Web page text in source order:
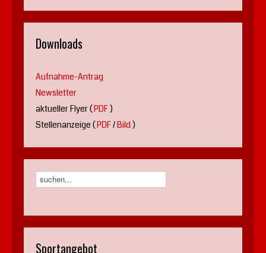
Downloads
Aufnahme-Antrag
Newsletter
aktueller Flyer (PDF)
Stellenanzeige (PDF/Bild )
Sportangebot